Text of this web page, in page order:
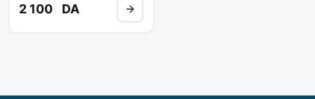
2 100 DA